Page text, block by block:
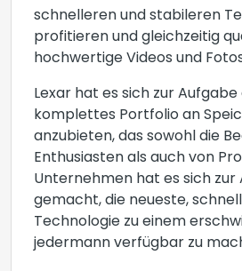
schnelleren und stabileren
profitieren und gleichzeitig
hochwertige Videos und
Lexar hat es sich zur
komplettes Portfolio an
anzubieten, das sowohl die
Enthusiasten als auch von
Unternehmen hat es sich zur
gemacht, die neueste,
Technologie zu einem
jedermann verfügbar zu